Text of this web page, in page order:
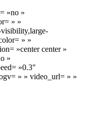
»no »
» »
» »
»center center »
»
»0.3″
» » video_url= » »